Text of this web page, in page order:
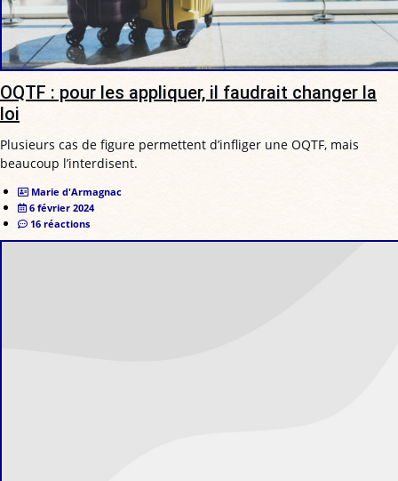
OQTF : pour les appliquer, il faudrait changer la
loi
Plusieurs cas de figure permettent d’infliger une OQTF, mais
beaucoup l’interdisent.
Marie d'Armagnac
6 février 2024
16 réactions